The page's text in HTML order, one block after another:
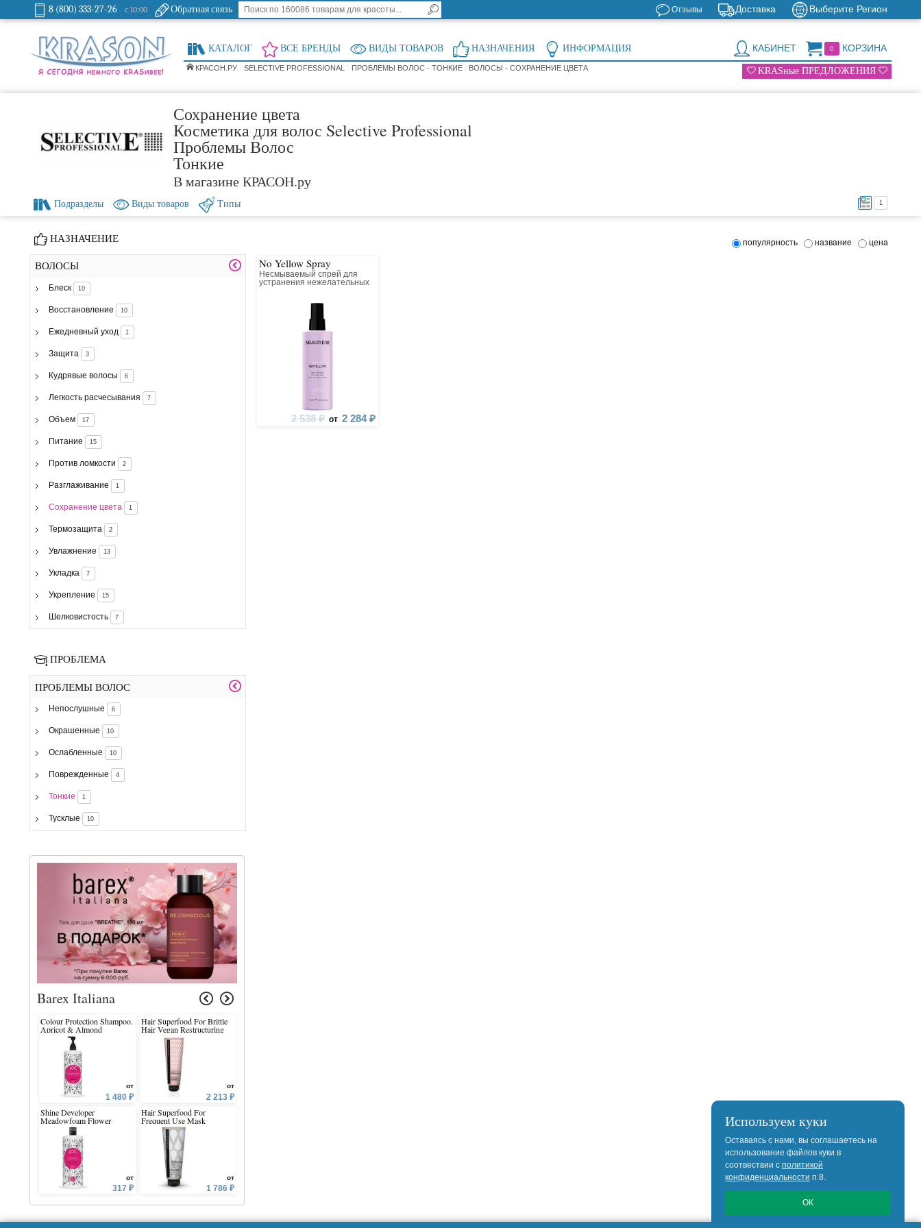
8 (800) 333-27-26 с 10:00 Обратная связь Выберите Регион
Доставка
Отзывы
0 КОРЗИНА
КАБИНЕТ
КАТАЛОГ ВСЕ БРЕНДЫ ВИДЫ ТОВАРОВ НАЗНАЧЕНИЯ ИНФОРМАЦИЯ
КРАСОН.РУ SELECTIVE PROFESSIONAL ПРОБЛЕМЫ ВОЛОС - ТОНКИЕ ВОЛОСЫ - СОХРАНЕНИЕ ЦВЕТА KRASные ПРЕДЛОЖЕНИЯ
Сохранение цвета
Косметика для волос Selective Professional
Проблемы Волос
Тонкие
В магазине КРАСОН.ру
1
Подразделы Виды товаров Типы
НАЗНАЧЕНИЕ
ВОЛОСЫ
Блеск 10
Восстановление 10
Ежедневный уход 1
Защита 3
Кудрявые волосы 6
Легкость расчесывания 7
Объем 17
Питание 15
Против ломкости 2
Разглаживание 1
Сохранение цвета 1
Термозащита 2
Увлажнение 13
Укладка 7
Укрепление 15
Шелковистость 7
ПРОБЛЕМА
ПРОБЛЕМЫ ВОЛОС
Непослушные 6
Окрашенные 10
Ослабленные 10
Поврежденные 4
Тонкие 1
Тусклые 10
Barex Italiana
Colour Protection Shampoo.
Apricot & Almond
от
1 480 ₽
Shine Developer
Meadowfoam Flower
от
317 ₽
Hair Superfood For Brittle
Hair Vegan Restructuring
Conditioner
от
2 213 ₽
Hair Superfood For
Frequent Use Mask
от
1 786 ₽
популярность название цена
No Yellow Spray
Несмываемый спрей для
устранения нежелательных
2 538 ₽ от 2 284 ₽
Используем куки
Оставаясь с нами, вы соглашаетесь на
использование файлов куки в
соотвествии с политикой
конфиденциальности п.8.
ОК